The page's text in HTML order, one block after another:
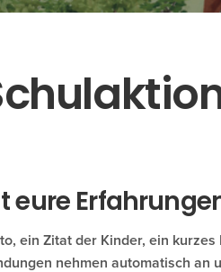
eure
ein Zitat der Kinder, ein kurzes
nehmen automatisch an